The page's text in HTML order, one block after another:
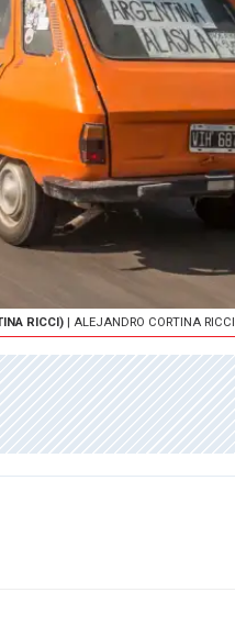
RICCI) | ALEJANDRO CORTINA RICCI